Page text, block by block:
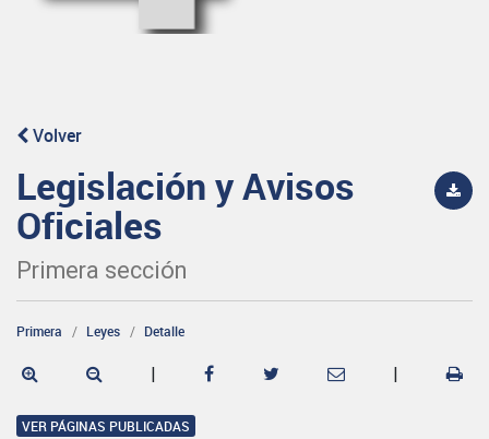
Volver
Legislación y Avisos
Oficiales
Primera sección
Primera Leyes Detalle
| |
VER PÁGINAS PUBLICADAS